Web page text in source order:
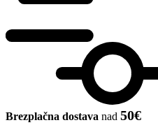
Brezplačna dostava nad 50€